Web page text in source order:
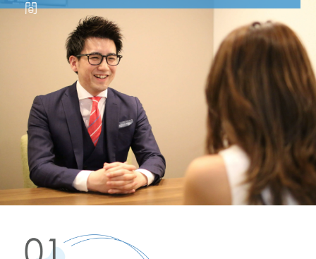
ブルガリ
ブルガリ・ブルガリ シングルイヤリング18K
ホワイトゴールド
¥30,000
ブルガリ
ブルガリブルガリ シングルイヤリング
¥80,000
ブルガリ
間